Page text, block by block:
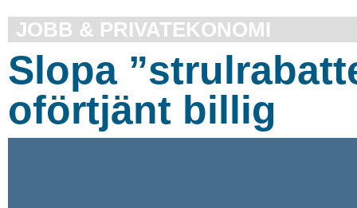
JOBB & PRIVATEKONOMI
Slopa
oförtjänt billig